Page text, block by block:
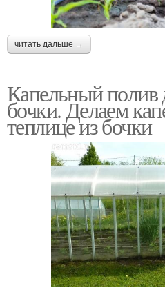
читать дальше →
Капельный полив
бочки. Делаем
теплице из бочки